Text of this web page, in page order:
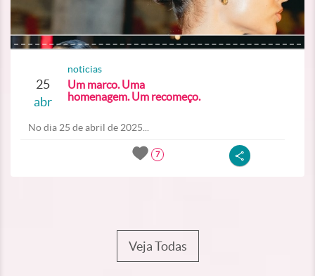
25
abr
noticias
Um marco. Uma
homenagem. Um recomeço.
No dia 25 de abril de 2025...
7
Veja Todas